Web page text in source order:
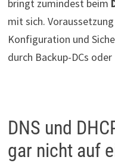
bringt zumindest beim
mit sich.
Konfiguration und
durch Backup-DCs
DNS und
gar nicht auf